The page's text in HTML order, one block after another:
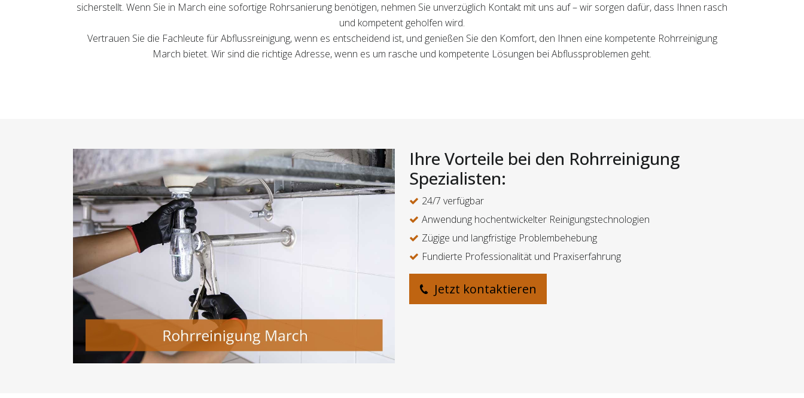
sicherstellt. Wenn Sie in March eine sofortige Rohrsanierung benötigen, nehmen Sie unverzüglich Kontakt mit uns auf – wir sorgen dafür, dass Ihnen rasch
und kompetent geholfen wird.
Vertrauen Sie die Fachleute für Abflussreinigung, wenn es entscheidend ist, und genießen Sie den Komfort, den Ihnen eine kompetente Rohrreinigung
March bietet. Wir sind die richtige Adresse, wenn es um rasche und kompetente Lösungen bei Abflussproblemen geht.
Ihre Vorteile bei den Rohrreinigung
Spezialisten:
24/7 verfügbar
Anwendung hochentwickelter Reinigungstechnologien
Zügige und langfristige Problembehebung
Fundierte Professionalität und Praxiserfahrung
Jetzt kontaktieren